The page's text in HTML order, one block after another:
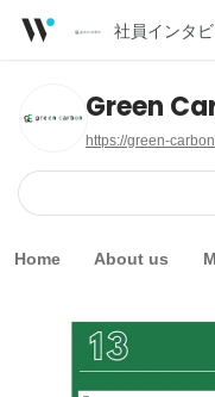
社員インタ
Green
https://green-
Home About us